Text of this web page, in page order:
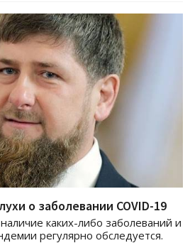
о заболевании COVID-19
каких-либо заболеваний и
регулярно обследуется.